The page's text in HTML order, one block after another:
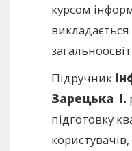
курсом
Підручник
Зарецька І.
підготовку